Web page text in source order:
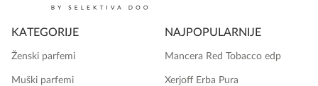
KATEGORIJE
Ženski parfemi
Muški parfemi
NAJPOPULARNIJE
Mancera Red Tobacco edp
Xerjoff Erba Pura